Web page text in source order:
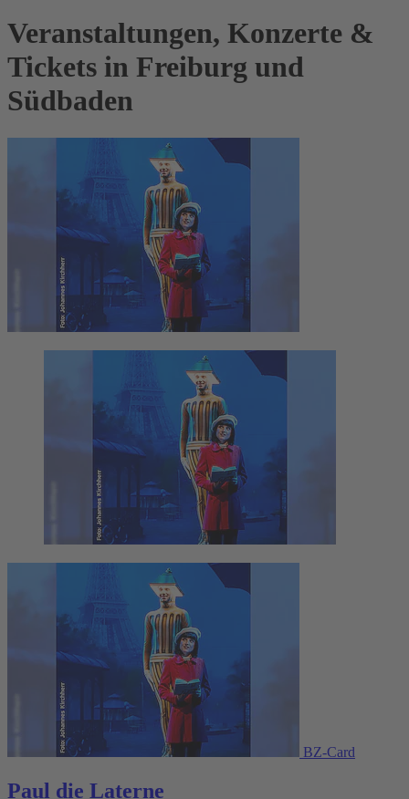
Veranstaltungen, Konzerte &
Tickets in Freiburg und
Südbaden
BZ-Card
Paul die Laterne